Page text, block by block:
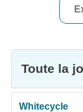
Toute la
Whitecycle